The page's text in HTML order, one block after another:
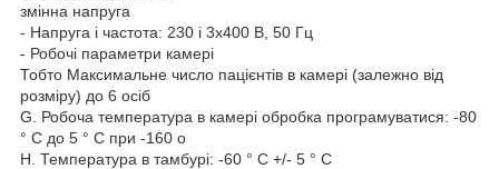
змінна напруга
- Напруга і частота: 230 і 3x400 В 50 Гц
- Робочі параметри камері
Тобто Максимальне число пацієнтів в камері (залежно від
розміру) до 6 осіб
G.
Робоча температура в камері обробка програмуватися: -80
° С до 5 ° С при -160 o
H. Температура в тамбурі: -60 ° C +/- 5 ° C